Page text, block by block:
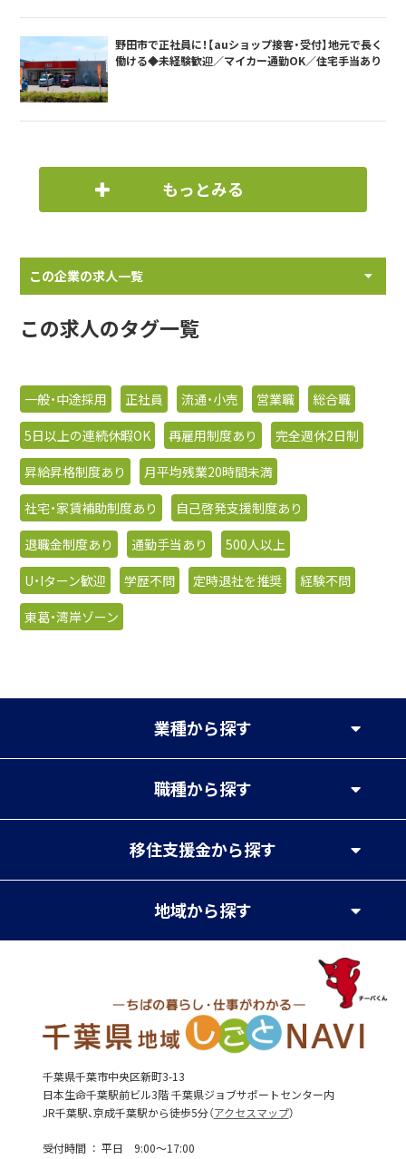
野田市で正社員に！【auショップ接客・受付】地元で長く
働ける◆未経験歓迎／マイカー通勤OK／住宅手当あり
もっとみる
この企業の求人一覧
この求人のタグ一覧
一般・中途採用 正社員 流通・小売 営業職
総合職
5日以上の連続休暇OK
再雇用制度あり
完全週休2日制
昇給昇格制度あり
月平均残業20時間未満
社宅・家賃補助制度あり
自己啓発支援制度あり
退職金制度あり
通勤手当あり
500人以上
U・Iターン歓迎
学歴不問 定時退社を推奨
経験不問
東葛・湾岸ゾーン
業種から探す
職種から探す
移住支援金から探す
地域から探す
千葉県千葉市中央区新町3-13
日本生命千葉駅前ビル3階 千葉県ジョブサポートセンター内
JR千葉駅、京成千葉駅から徒歩5分（アクセスマップ）
受付時間
平日 9:00～17:00